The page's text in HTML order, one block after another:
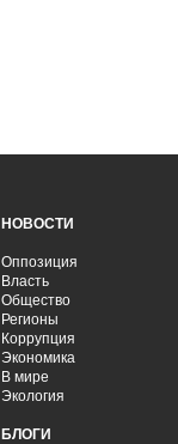
НОВОСТИ
Оппозиция
Власть
Общество
Регионы
Коррупция
Экономика
В мире
Экология
БЛОГИ